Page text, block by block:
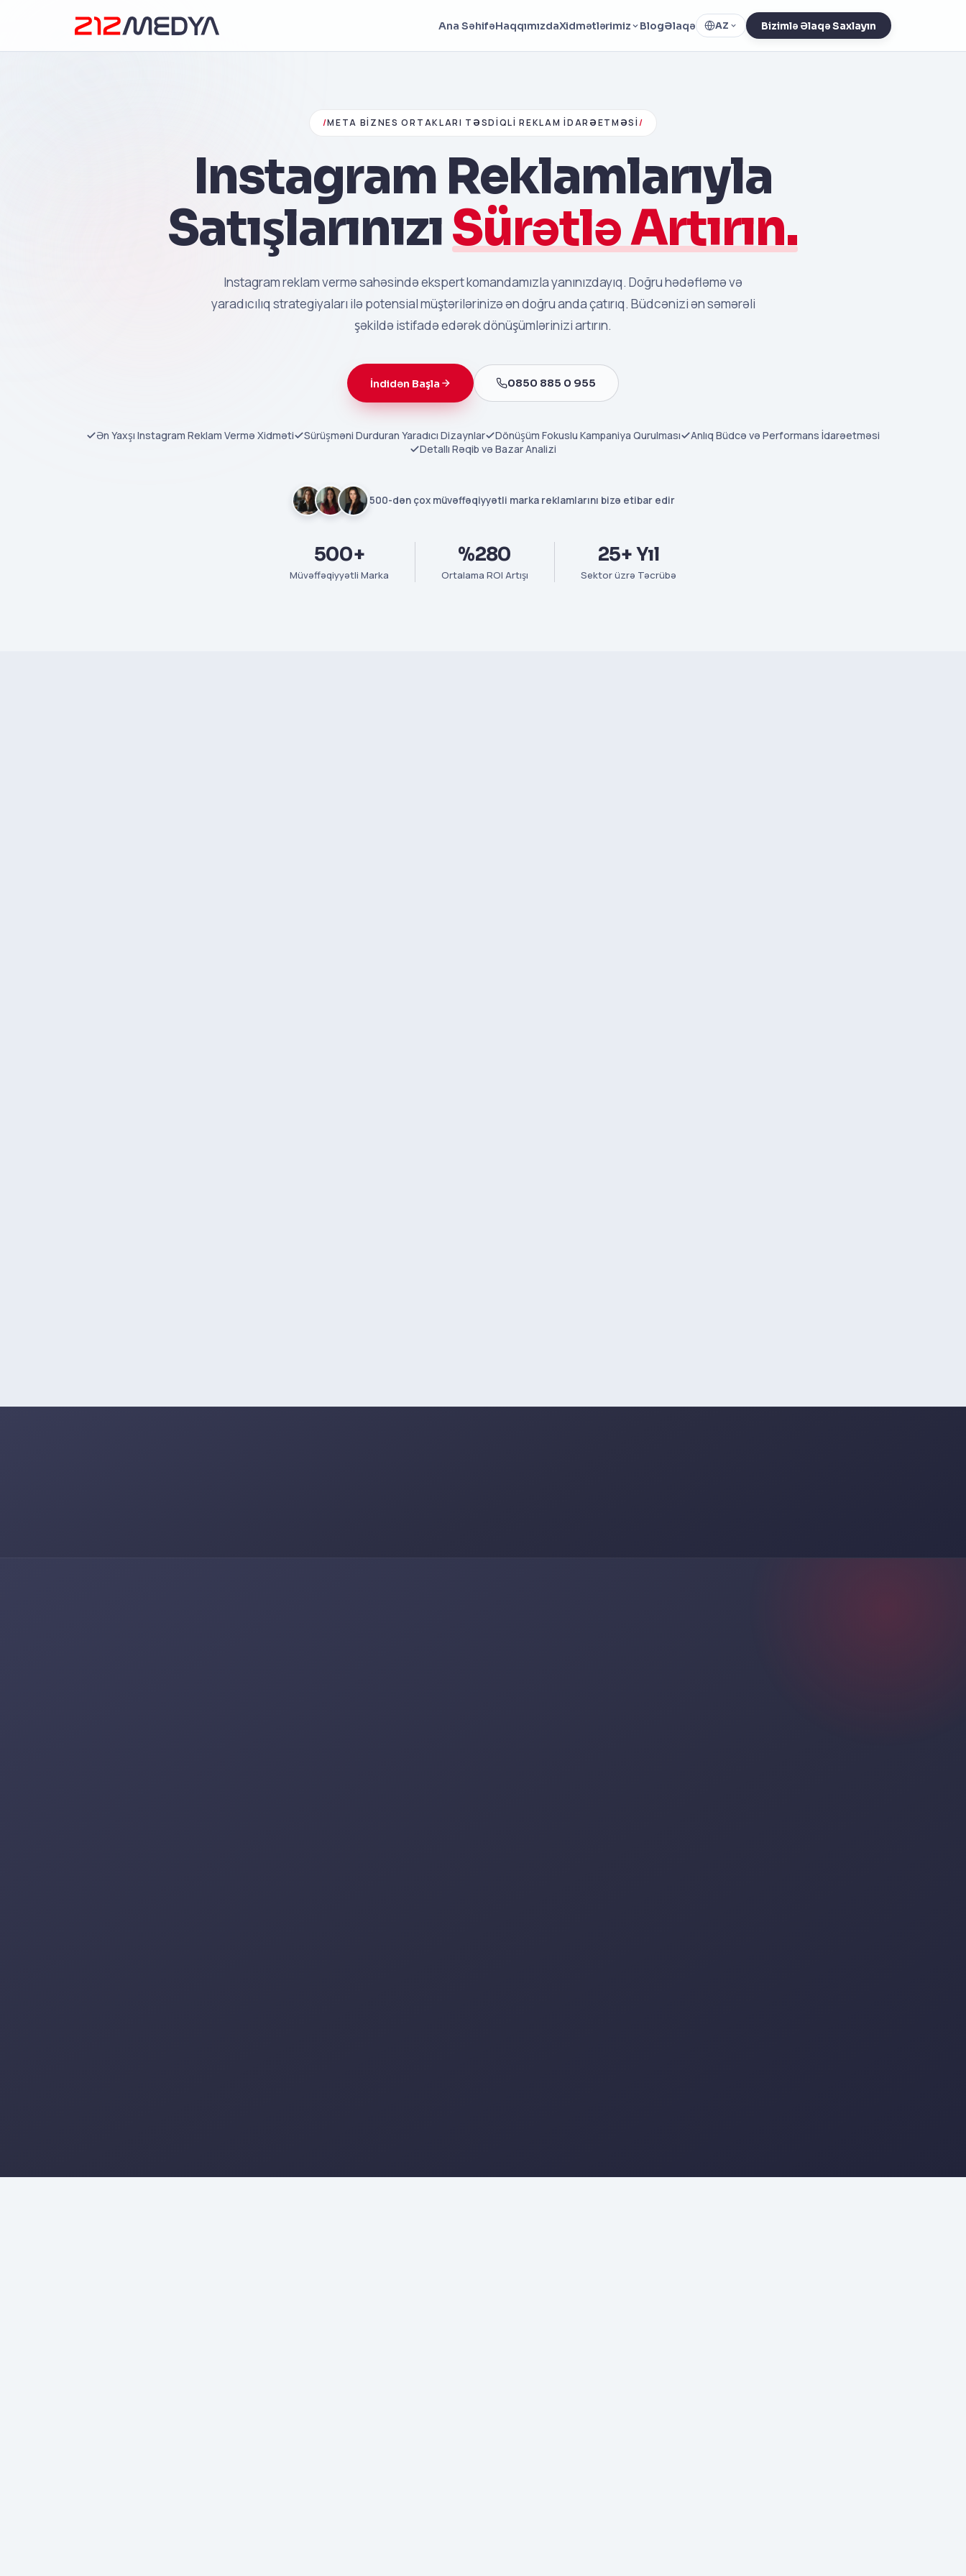
Ana SəhifəHaqqımızdaXidmətlərimiz BlogƏlaqə AZ Bizimlə Əlaqə Saxlayın
/META BIZNES ORTAKLARI TƏSDIQLI REKLAM İDARƏETMƏSI/
Instagram Reklamlarıyla
SatışlarınızıSürətlə Artırın.
Instagram reklam vermə sahəsində ekspert komandamızla yanınızdayıq. Doğru hədəfləmə və
yaradıcılıq strategiyaları ilə potensial müştərilərinizə ən doğru anda çatırıq. Büdcənizi ən səmərəli
şəkildə istifadə edərək dönüşümlərinizi artırın.
İndidən Başla 0850 885 0 955
Ən Yaxşı Instagram Reklam Vermə Xidməti Sürüşməni Durduran Yaradıcı Dizaynlar Dönüşüm Fokuslu Kampaniya Qurulması
Anlıq Büdcə və Performans İdarəetməsi
Detallı Rəqib və Bazar Analizi
500-dən çox müvəffəqiyyətli marka reklamlarını bizə etibar edir
500+
Müvəffəqiyyətli Marka
%280
Ortalama ROI Artışı
25+ Yıl
Sektor üzrə Təcrübə